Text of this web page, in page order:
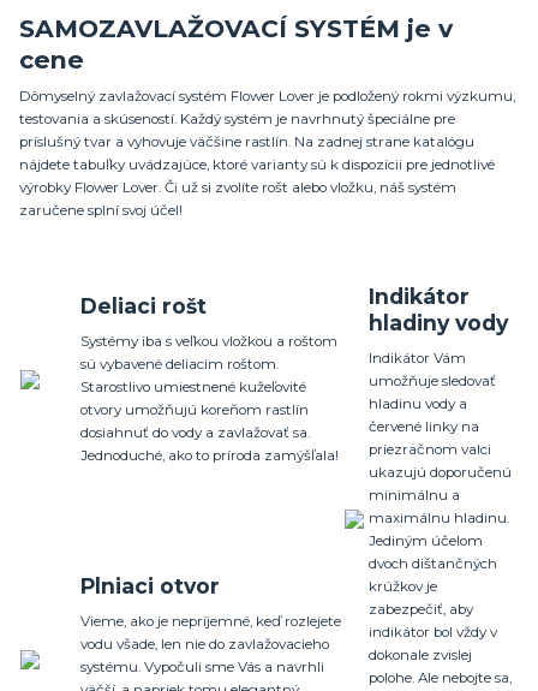
SAMOZAVLAŽOVACÍ SYSTÉM je v
cene
Dômyselný zavlažovací systém Flower Lover je podložený rokmi výzkumu,
testovania a skúseností. Každý systém je navrhnutý špeciálne pre
príslušný tvar a vyhovuje väčšine rastlín. Na zadnej strane katalógu
nájdete tabuľky uvádzajúce, ktoré varianty sú k dispozícii pre jednotlivé
výrobky Flower Lover. Či už si zvolíte rošt alebo vložku, náš systém
zaručene splní svoj ​​účel!
Deliaci rošt
Systémy iba s veľkou vložkou a roštom
sú vybavené deliacim roštom.
Starostlivo umiestnené kužeľovité
otvory umožňujú koreňom rastlín
dosiahnuť do vody a zavlažovať sa.
Jednoduché, ako to príroda zamýšľala!
Indikátor
hladiny vody
Indikátor Vám
umožňuje sledovať
hladinu vody a
červené linky na
priezračnom valci
ukazujú doporučenú
minimálnu a
maximálnu hladinu.
Jediným účelom
dvoch dištančných
krúžkov je
zabezpečiť, aby
indikátor bol vždy v
dokonale zvislej
polohe. Ale nebojte sa,
Plniaci otvor
Vieme, ako je nepríjemné, keď rozlejete
vodu všade, len nie do zavlažovacieho
systému. Vypočuli sme Vás a navrhli